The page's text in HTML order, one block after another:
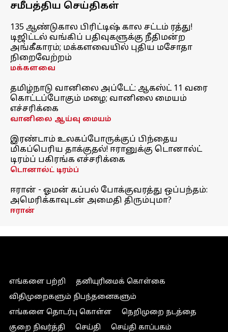
சமீபத்திய செய்திகள்
135 ஆண்டுகால பிரிட்டிஷ் கால சட்டம் ரத்து!
டிஜிட்டல் வங்கிப் பதிவுகளுக்கு நீதிமன்ற
அங்கீகாரம்; மக்களவையில் புதிய மசோதா
நிறைவேற்றம்
மக்களவை
தமிழ்நாடு வானிலை அப்டேட்: ஆகஸ்ட் 11 வரை
கொட்டப்போகும் மழை; வானிலை மையம்
எச்சரிக்கை
வானிலை ஆய்வு மையம்
இரண்டாம் உலகப்போருக்குப் பிந்தைய
மிகப்பெரிய தாக்குதல்! ஈரானுக்கு டொனால்ட்
டிரம்ப் பகிரங்க எச்சரிக்கை
டொனால்ட் டிரம்ப்
ஈரான் - ஓமன் கப்பல் போக்குவரத்து ஒப்பந்தம்:
அமெரிக்காவுடன் அமைதி திரும்புமா?
ஈரான்
எங்களை பற்றி
தனியுரிமைக் கொள்கை
விதிமுறைகளும் நிபந்தனைகளும்
எங்களை தொடர்பு கொள்ள
நெறிமுறை நடத்தை
குறை நிவர்த்தி
செய்தி செய்தி காப்பகம்